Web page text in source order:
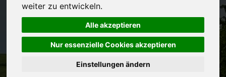
weiter zu entwickeln.
Alle akzeptieren
Nur essenzielle Cookies akzeptieren
Einstellungen ändern